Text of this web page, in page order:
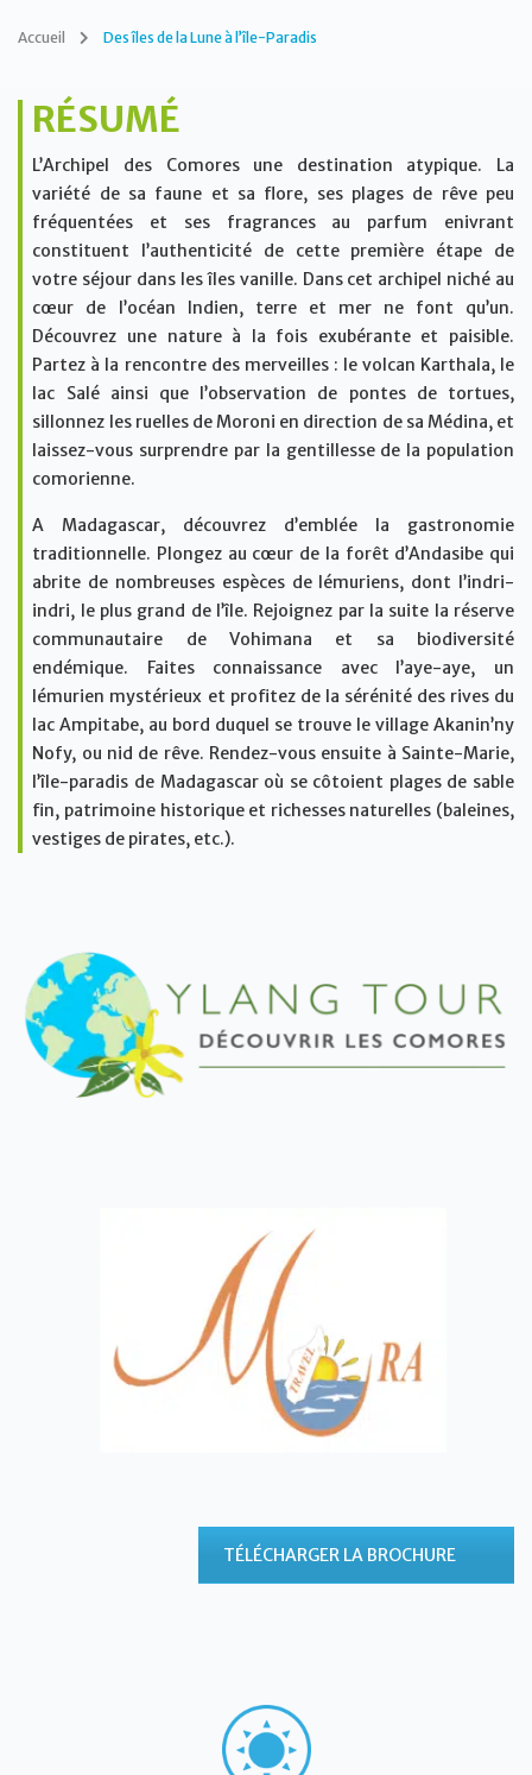
Accueil Des îles de la Lune à l’île-Paradis
RÉSUMÉ
L’Archipel des Comores une destination atypique. La
variété de sa faune et sa flore, ses plages de rêve peu
fréquentées et ses fragrances au parfum enivrant
constituent l’authenticité de cette première étape de
votre séjour dans les îles vanille. Dans cet archipel niché au
cœur de l’océan Indien, terre et mer ne font qu’un.
Découvrez une nature à la fois exubérante et paisible.
Partez à la rencontre des merveilles : le volcan Karthala, le
lac Salé ainsi que l’observation de pontes de tortues,
sillonnez les ruelles de Moroni en direction de sa Médina, et
laissez-vous surprendre par la gentillesse de la population
comorienne.
A Madagascar, découvrez d’emblée la gastronomie
traditionnelle. Plongez au cœur de la forêt d’Andasibe qui
abrite de nombreuses espèces de lémuriens, dont l’indri-
indri, le plus grand de l’île. Rejoignez par la suite la réserve
communautaire de Vohimana et sa biodiversité
endémique. Faites connaissance avec l’aye-aye, un
lémurien mystérieux et profitez de la sérénité des rives du
lac Ampitabe, au bord duquel se trouve le village Akanin’ny
Nofy, ou nid de rêve. Rendez-vous ensuite à Sainte-Marie,
l’île-paradis de Madagascar où se côtoient plages de sable
fin, patrimoine historique et richesses naturelles (baleines,
vestiges de pirates, etc.).
TÉLÉCHARGER LA BROCHURE